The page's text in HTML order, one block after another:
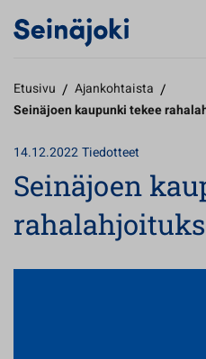
Etusivu / Ajankohtaista /
Seinäjoen kaupunki tekee
14.12.2022Tiedotteet
Seinäjoen